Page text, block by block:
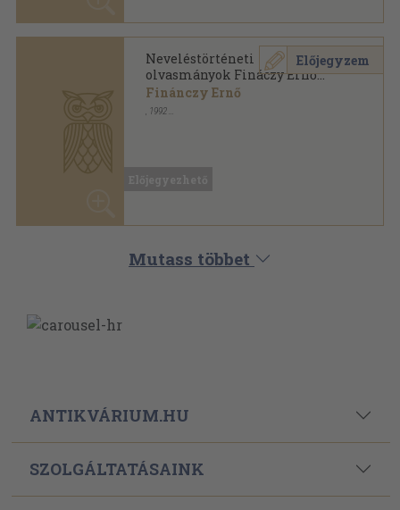
Mutass többet
SZOLGÁLTATÁSAINK